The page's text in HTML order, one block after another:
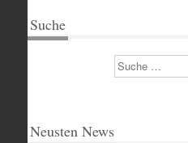
Suche
Suchen
Neusten News